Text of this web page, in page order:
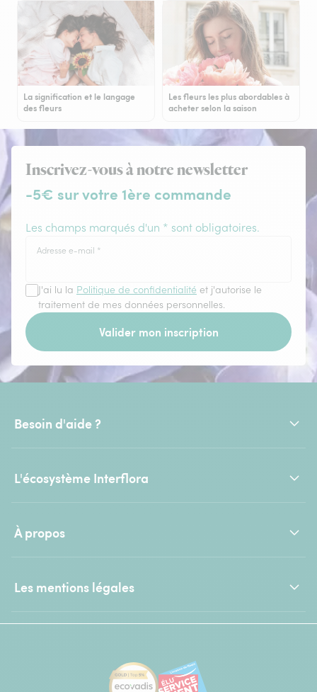
La signification et le langage
des fleurs
Les fleurs les plus abordables à
acheter selon la saison
Inscrivez-vous à notre newsletter
-5€ sur votre 1ère commande
Les champs marqués d'un * sont obligatoires.
Adresse e-mail *
J'ai lu la Politique de confidentialité et j'autorise le
traitement de mes données personnelles.
Valider mon inscription
Besoin d'aide ?
L'écosystème Interflora
À propos
Les mentions légales